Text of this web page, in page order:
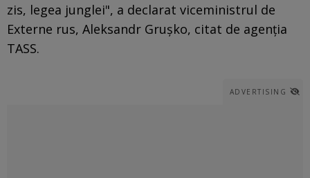
zis, legea junglei", a declarat viceministrul de
Externe rus, Aleksandr Gruşko, citat de agenţia
TASS.
ADVERTISING